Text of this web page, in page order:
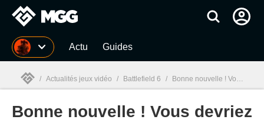
MGG Actu Guides
MGG
/ Actualités jeux vidéo / Battlefield 6 / Bonne nouvelle ! Vous devriez pouvoir jouer à Battlefield 6 avant même sa sortie officielle
Bonne nouvelle ! Vous devriez